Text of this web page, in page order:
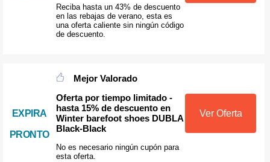
Reciba hasta un 43% de descuento
en las rebajas de verano, esta es
una oferta caliente sin ningún código
de descuento.
EXPIRA
PRONTO
Mejor Valorado
Oferta por tiempo limitado -
hasta 15% de descuento en
Winter barefoot shoes DUBLA
Black-Black
No es necesario ningún cupón para
esta oferta.
Ver Oferta